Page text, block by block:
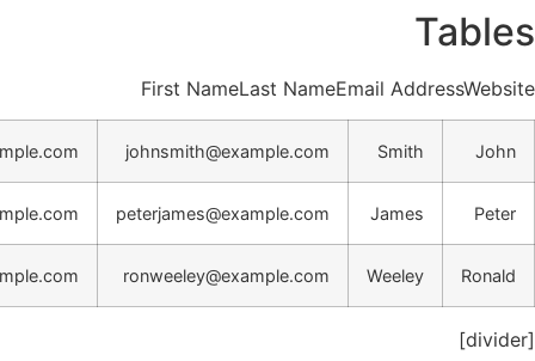
First NameLast
johnsmith@example.com
http://www.example.com
peterjames@example.com
http://www.example.com
ronweeley@example.com
http://www.example.com